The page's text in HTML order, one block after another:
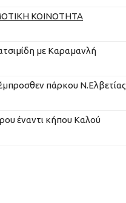
ΚΟΙΝΟΤΗΤΑ
με Καραμανλή
πάρκου Ν.Ελβετίας
έναντι κήπου Καλού